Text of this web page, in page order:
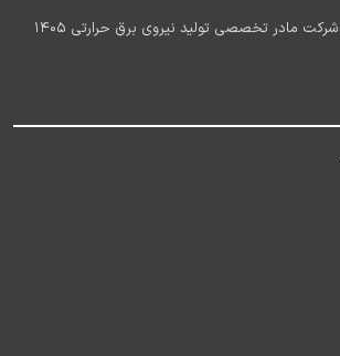
آخرین اخبار استخدام شرکت مادر تخصصی تولید نیروی برق حرارتی 1405